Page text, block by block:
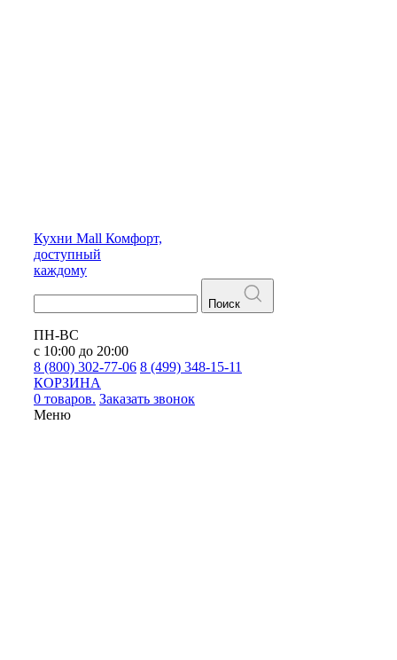
Кухни Mall Комфорт,
доступный
каждому
Поиск
ПН-ВС
с 10:00 до 20:00
8 (800) 302-77-06 8 (499) 348-15-11
КОРЗИНА
0 товаров. Заказать звонок
Меню